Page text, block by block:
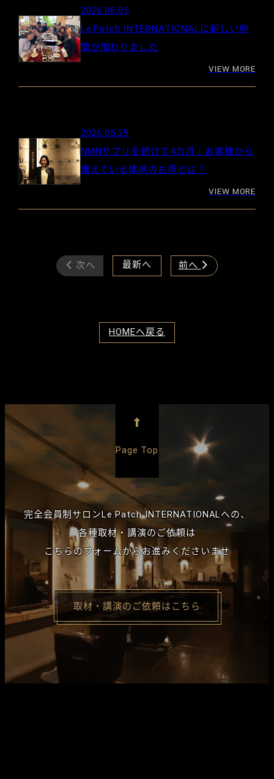
2026.06.05
Le.Patch INTERNATIONALに新しい仲
間が加わりました
VIEW MORE
2026.05.29
NMNサプリを続けて4カ月｜お客様から
増えている体感のお声とは？
VIEW MORE
 次へ 最新へ 前へ 
HOMEへ戻る

Page Top
完全会員制サロンLe.Patch INTERNATIONALへの、
各種取材・講演のご依頼は
こちらのフォームからお進みくださいませ
取材・講演のご依頼はこちら